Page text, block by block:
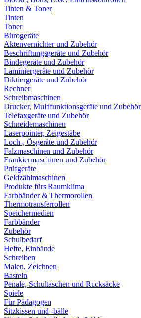
Tinten & Toner
Tinten
Toner
Bürogeräte
Aktenvernichter und Zubehör
Beschriftungsgeräte und Zubehör
Bindegeräte und Zubehör
Laminiergeräte und Zubehör
Diktiergeräte und Zubehör
Rechner
Schreibmaschinen
Drucker, Multifunktionsgeräte und Zubehör
Telefaxgeräte und Zubehör
Schneidemaschinen
Laserpointer, Zeigestäbe
Loch-, Ösgeräte und Zubehör
Falzmaschinen und Zubehör
Frankiermaschinen und Zubehör
Prüfgeräte
Geldzählmaschinen
Produkte fürs Raumklima
Farbbänder & Thermorollen
Thermotransferrollen
Speichermedien
Farbbänder
Zubehör
Schulbedarf
Hefte, Einbände
Schreiben
Malen, Zeichnen
Basteln
Penale, Schultaschen und Rucksäcke
Spiele
Für Pädagogen
Sitzkissen und -bälle